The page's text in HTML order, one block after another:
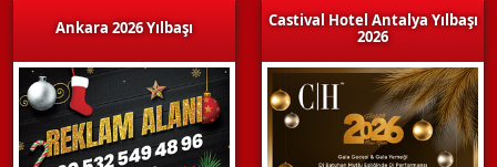
Ankara 2026 Yılbaşı
Castival Hotel Antalya Yılbaşı
2026